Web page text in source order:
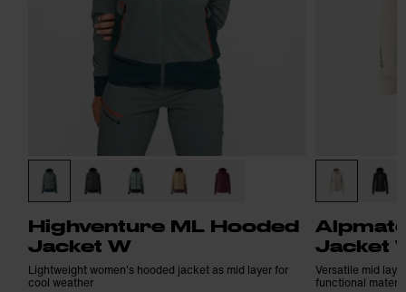
Highventure ML Hooded
Jacket W
Lightweight women's hooded jacket as mid layer for
cool weather
Jacket
Versatile mid
functional